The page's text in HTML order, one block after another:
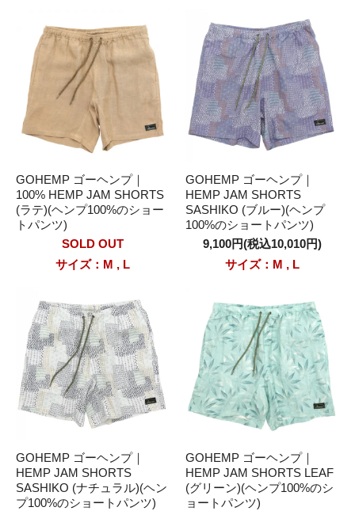
GOHEMP ゴーヘンプ｜
100% HEMP JAM SHORTS
(ラテ)(ヘンプ100%のショー
トパンツ)
SOLD OUT
サイズ：M , L
GOHEMP ゴーヘンプ｜
HEMP JAM SHORTS
SASHIKO (ブルー)(ヘンプ
100%のショートパンツ)
9,100円(税込10,010円)
サイズ：M , L
GOHEMP ゴーヘンプ｜
HEMP JAM SHORTS
SASHIKO (ナチュラル)(ヘン
プ100%のショートパンツ)
GOHEMP ゴーヘンプ｜
HEMP JAM SHORTS LEAF
(グリーン)(ヘンプ100%のシ
ョートパンツ)